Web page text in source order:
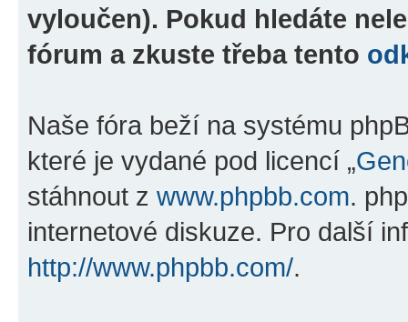
vyloučen). Pokud hledáte
fórum a zkuste třeba tento
Naše fóra beží na systému
které je vydané pod licencí „
stáhnout z www.phpbb.com.
internetové diskuze. Pro další
http://www.phpbb.com/.